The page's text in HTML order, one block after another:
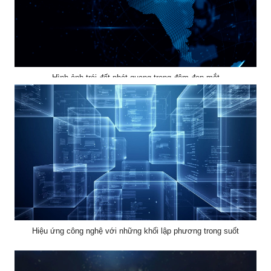
Hình ảnh trái đất phát quang trong đêm đẹp mắt
Hiệu ứng công nghệ với những khối lập phương trong suốt